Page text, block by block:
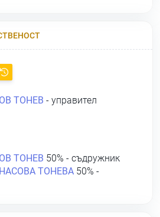
ТОНЕВ - управител
ТОНЕВ 50% - съдружник
ТОНЕВА 50% -